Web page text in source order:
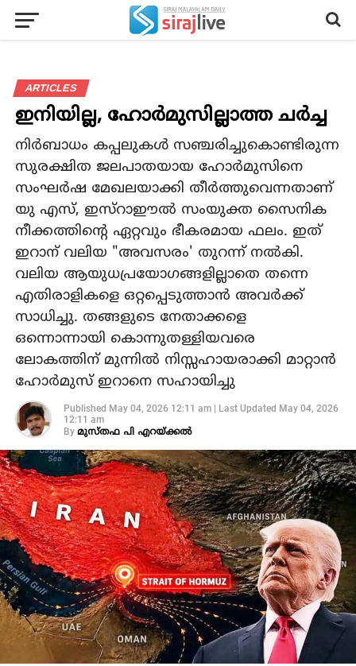
ARTICLES
ഇനിയില്ല, ഹോര്‍മുസില്ലാത്ത ചര്‍ച്ച
നിര്‍ബാധം കപ്പലുകള്‍ സഞ്ചരിച്ചുകൊണ്ടിരുന്ന
സുരക്ഷിത ജലപാതയായ ഹോര്‍മുസിനെ
സംഘര്‍ഷ മേഖലയാക്കി തീര്‍ത്തുവെന്നതാണ്
യു എസ്, ഇസ്‌റാഈല്‍ സംയുക്ത സൈനിക
നീക്കത്തിന്റെ ഏറ്റവും ഭീകരമായ ഫലം. ഇത്
ഇറാന് വലിയ "അവസരം' തുറന്ന് നല്‍കി.
വലിയ ആയുധപ്രയോഗങ്ങളില്ലാതെ തന്നെ
എതിരാളികളെ ഒറ്റപ്പെടുത്താന്‍ അവര്‍ക്ക്
സാധിച്ചു. തങ്ങളുടെ നേതാക്കളെ
ഒന്നൊന്നായി കൊന്നുതള്ളിയവരെ
ലോകത്തിന് മുന്നില്‍ നിസ്സഹായരാക്കി മാറ്റാന്‍
ഹോര്‍മുസ് ഇറാനെ സഹായിച്ചു
Published May 04, 2026 12:11 am| Last Updated May 04, 2026
12:11 am
By മുസ്തഫ പി എറയ്ക്കല്‍